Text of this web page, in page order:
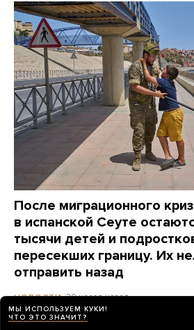
После миграционного
в испанской Сеуте
тысячи детей и
пересекших границу. Их
отправить назад
НОВОСТИ 20 часов назад
МЫ ИСПОЛЬЗУЕМ КУКИ!
ЧТО ЭТО ЗНАЧИТ?